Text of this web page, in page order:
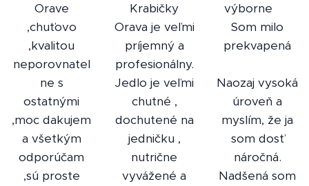
Orave
,chuťovo
,kvalitou
neporovnatel
ne s
ostatnými
,moc dakujem
a všetkým
odporúčam
,sú proste
Krabičky
Orava je veľmi
príjemný a
profesionálny.
Jedlo je veľmi
chutné ,
dochutené na
jedničku ,
nutrične
vyvážené a
výborne 👏
Som milo
prekvapená
Naozaj vysoká
úroveň a
myslím, že ja
som dosť
náročná.
Nadšená som